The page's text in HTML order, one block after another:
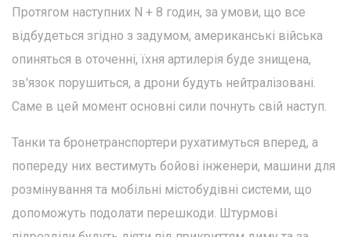
Протягом наступних N + 8 годин, за умови, що все
відбудеться згідно з задумом, американські війська
опиняться в оточенні, їхня артилерія буде знищена,
зв'язок порушиться, а дрони будуть нейтралізовані.
Саме в цей момент основні сили почнуть свій наступ.
Танки та бронетранспортери рухатимуться вперед, а
попереду них вестимуть бойові інженери, машини для
розмінування та мобільні містобудівні системи, що
допоможуть подолати перешкоди. Штурмові